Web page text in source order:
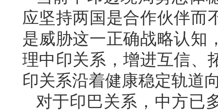
应坚持两国是合作伙伴而
是威胁这一正确战略认知
理中印关系，增进互信、
印关系沿着健康稳定轨道
对于印巴关系，中方已